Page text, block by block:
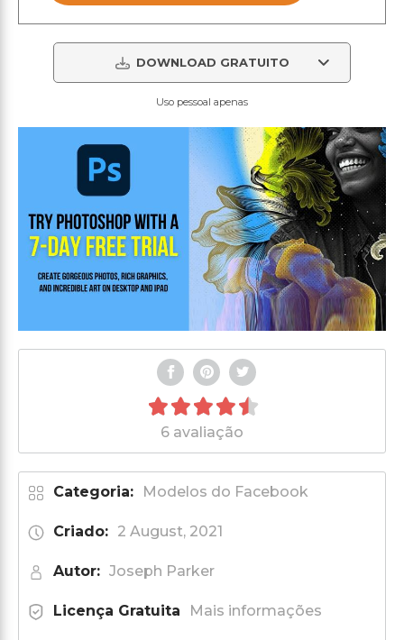
DOWNLOAD GRATUITO
Uso pessoal apenas
6 avaliação
Categoria: Modelos do Facebook
Criado: 2 August, 2021
Autor: Joseph Parker
Licença Gratuita Mais informações